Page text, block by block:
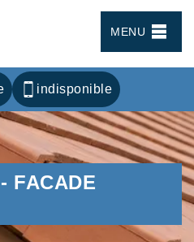
MENU
indisponible
FACADE